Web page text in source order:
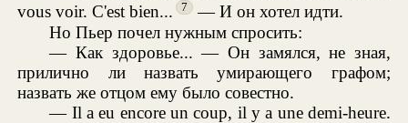
vous voir. C'est bien...
7
— И он хотел идти.
Но Пьер почел нужным спросить:
— Как здоровье... — Он замялся, не зная,
прилично ли назвать умирающего графом;
назвать же отцом ему было совестно.
— Il a eu encore un coup, il y a une demi-heure.